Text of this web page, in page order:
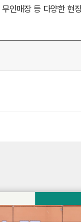
인매장 등 다양한 현